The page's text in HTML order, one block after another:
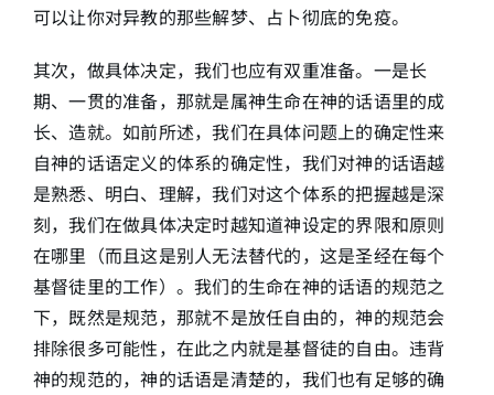
可以让你对异教的那些解梦、占卜彻底的免疫。
其次，做具体决定，我们也应有双重准备。一是长
期、一贯的准备，那就是属神生命在神的话语里的成
长、造就。如前所述，我们在具体问题上的确定性来
自神的话语定义的体系的确定性，我们对神的话语越
是熟悉、明白、理解，我们对这个体系的把握越是深
刻，我们在做具体决定时越知道神设定的界限和原则
在哪里（而且这是别人无法替代的，这是圣经在每个
基督徒里的工作）。我们的生命在神的话语的规范之
下，既然是规范，那就不是放任自由的，神的规范会
排除很多可能性，在此之内就是基督徒的自由。违背
神的规范的，神的话语是清楚的，我们也有足够的确